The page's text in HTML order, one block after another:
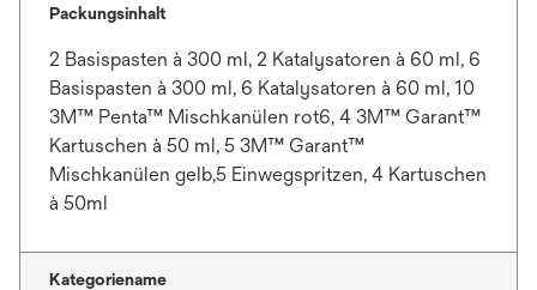
Packungsinhalt
2 Basispasten à 300 ml, 2 Katalysatoren à 60 ml, 6
Basispasten à 300 ml, 6 Katalysatoren à 60 ml, 10
3M™ Penta™ Mischkanülen rot6, 4 3M™ Garant™
Kartuschen à 50 ml, 5 3M™ Garant™
Mischkanülen gelb,5 Einwegspritzen, 4 Kartuschen
à 50ml
Kategoriename